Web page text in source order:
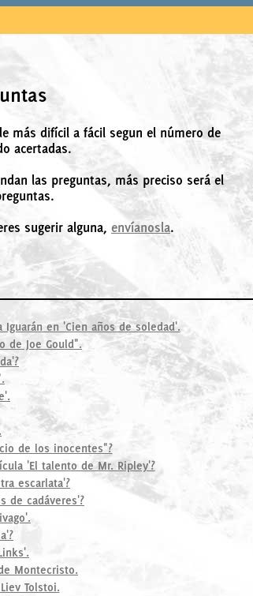
más difícil a fácil segun el número de
acertadas.
las preguntas, más preciso será el
sugerir alguna, envíanosla.
en 'Cien años de soledad'.
de Joe Gould".
de los inocentes"?
'El talento de Mr. Ripley'?
escarlata'?
de cadáveres'?
Montecristo.
Tolstoi.